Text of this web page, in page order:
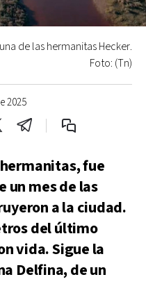
2025
de las hermanitas Hecker.
Foto: (Tn)
fue
un mes de las
a la ciudad.
del último
vida. Sigue la
Delfina, de un